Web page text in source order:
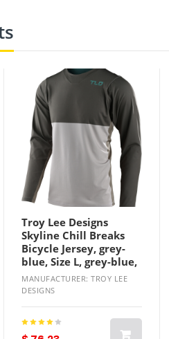
Troy Lee Designs
Skyline Chill Breaks
Bicycle Jersey, grey-
blue, Size L, grey-blue,
Size L
MANUFACTURER: TROY LEE
DESIGNS